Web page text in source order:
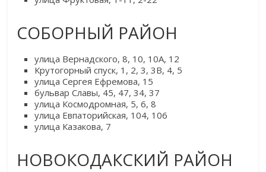
СОБОРНЫЙ РАЙОН
улица Вернадского, 8, 10, 10А, 12
Крутогорный спуск, 1, 2, 3, 3В, 4, 5
улица Сергея Ефремова, 15
бульвар Славы, 45, 47, 34, 37
улица Космодромная, 5, 6, 8
улица Евпаторийская, 104, 106
улица Казакова, 7
НОВОКОДАКСКИЙ РАЙОН